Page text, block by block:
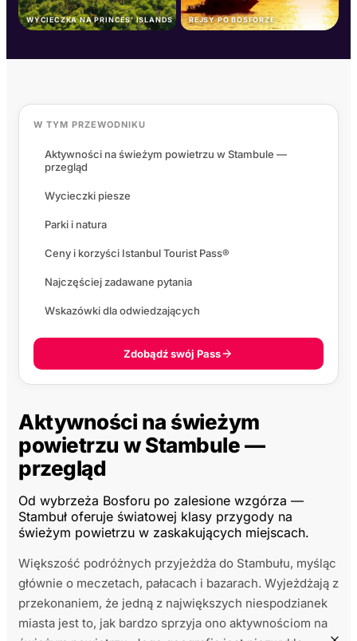
WYCIECZKA NA PRINCES' ISLANDS REJSY PO BOSFORZE
Aktywności na świeżym
powietrzu w Stambule —
przegląd
Od wybrzeża Bosforu po zalesione wzgórza —
Stambuł oferuje światowej klasy przygody na
świeżym powietrzu w zaskakujących miejscach.
Większość podróżnych przyjeżdża do Stambułu, myśląc
głównie o meczetach, pałacach i bazarach. Wyjeżdżają z
przekonaniem, że jedną z największych niespodzianek
miasta jest to, jak bardzo sprzyja ono aktywnościom na
W TYM PRZEWODNIKU
Aktywności na świeżym powietrzu w Stambule —
przegląd
Wycieczki piesze
Parki i natura
Ceny i korzyści Istanbul Tourist Pass®
Najczęściej zadawane pytania
Wskazówki dla odwiedzających
Zdobądź swój Pass